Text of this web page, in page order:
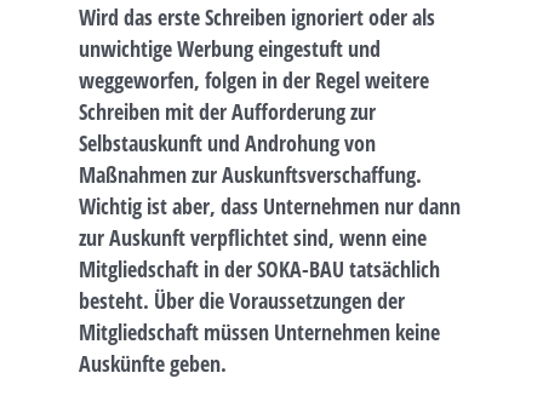
Wird das erste Schreiben ignoriert oder als
unwichtige Werbung eingestuft und
weggeworfen, folgen in der Regel weitere
Schreiben mit der Aufforderung zur
Selbstauskunft und Androhung von
Maßnahmen zur Auskunftsverschaffung.
Wichtig ist aber, dass Unternehmen nur dann
zur Auskunft verpflichtet sind, wenn eine
Mitgliedschaft in der SOKA-BAU tatsächlich
besteht. Über die Voraussetzungen der
Mitgliedschaft müssen Unternehmen keine
Auskünfte geben.